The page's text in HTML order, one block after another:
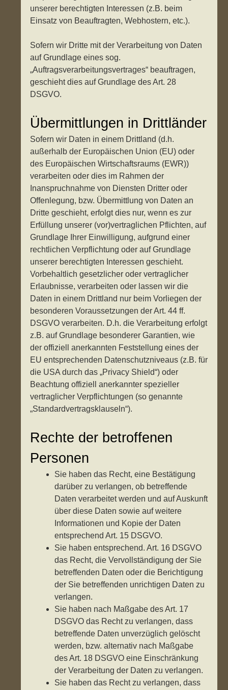
unserer berechtigten Interessen (z.B. beim
Einsatz von Beauftragten, Webhostern, etc.).
Sofern wir Dritte mit der Verarbeitung von Daten
auf Grundlage eines sog.
„Auftragsverarbeitungsvertrages“ beauftragen,
geschieht dies auf Grundlage des Art. 28
DSGVO.
Übermittlungen in Drittländer
Sofern wir Daten in einem Drittland (d.h.
außerhalb der Europäischen Union (EU) oder
des Europäischen Wirtschaftsraums (EWR))
verarbeiten oder dies im Rahmen der
Inanspruchnahme von Diensten Dritter oder
Offenlegung, bzw. Übermittlung von Daten an
Dritte geschieht, erfolgt dies nur, wenn es zur
Erfüllung unserer (vor)vertraglichen Pflichten, auf
Grundlage Ihrer Einwilligung, aufgrund einer
rechtlichen Verpflichtung oder auf Grundlage
unserer berechtigten Interessen geschieht.
Vorbehaltlich gesetzlicher oder vertraglicher
Erlaubnisse, verarbeiten oder lassen wir die
Daten in einem Drittland nur beim Vorliegen der
besonderen Voraussetzungen der Art. 44 ff.
DSGVO verarbeiten. D.h. die Verarbeitung erfolgt
z.B. auf Grundlage besonderer Garantien, wie
der offiziell anerkannten Feststellung eines der
EU entsprechenden Datenschutzniveaus (z.B. für
die USA durch das „Privacy Shield“) oder
Beachtung offiziell anerkannter spezieller
vertraglicher Verpflichtungen (so genannte
„Standardvertragsklauseln“).
Rechte der betroffenen
Personen
Sie haben das Recht, eine Bestätigung
darüber zu verlangen, ob betreffende
Daten verarbeitet werden und auf Auskunft
über diese Daten sowie auf weitere
Informationen und Kopie der Daten
entsprechend Art. 15 DSGVO.
Sie haben entsprechend. Art. 16 DSGVO
das Recht, die Vervollständigung der Sie
betreffenden Daten oder die Berichtigung
der Sie betreffenden unrichtigen Daten zu
verlangen.
Sie haben nach Maßgabe des Art. 17
DSGVO das Recht zu verlangen, dass
betreffende Daten unverzüglich gelöscht
werden, bzw. alternativ nach Maßgabe
des Art. 18 DSGVO eine Einschränkung
der Verarbeitung der Daten zu verlangen.
Sie haben das Recht zu verlangen, dass